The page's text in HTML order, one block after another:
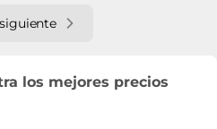
los mejores precios